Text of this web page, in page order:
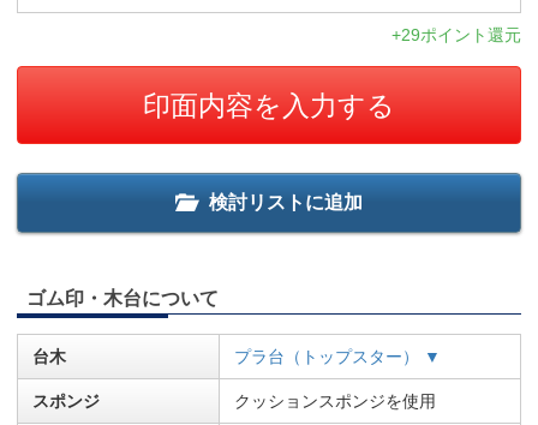
+29ポイント還元
印面内容を入力する
検討リストに追加
ゴム印・木台について
台木 プラ台（トップスター） ▼
スポンジ クッションスポンジを使用